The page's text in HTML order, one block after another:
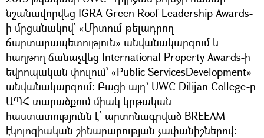
նշանավորվեց IGRA Green Roof Leadership Awards-
ի մրցանակով՝ «Միտում թելադրող
ճարտարապետություն» անվանակարգում և
հաղթող ճանաչվեց International Property Awards-ի
եվրոպական փուլում՝ «Public ServicesDevelopment»
անվանակարգում: Բացի այդ՝ UWC Dilijan College-ը
ԱՊՀ տարածքում միակ կրթական
հաստատությունն է՝ արտոնագրված BREEAM
էկոլոգիական շինարարության չափանիշներով: